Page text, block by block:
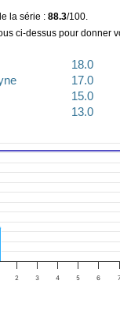
la série : 88.3/100.
ci-dessus pour donner
18.0
17.0
15.0
13.0
2 3 4 5 6 7